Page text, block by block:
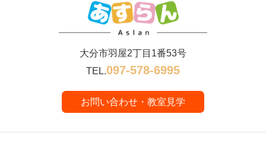
大分市羽屋2丁目1番53号
TEL.097-578-6995
お問い合わせ・教室見学